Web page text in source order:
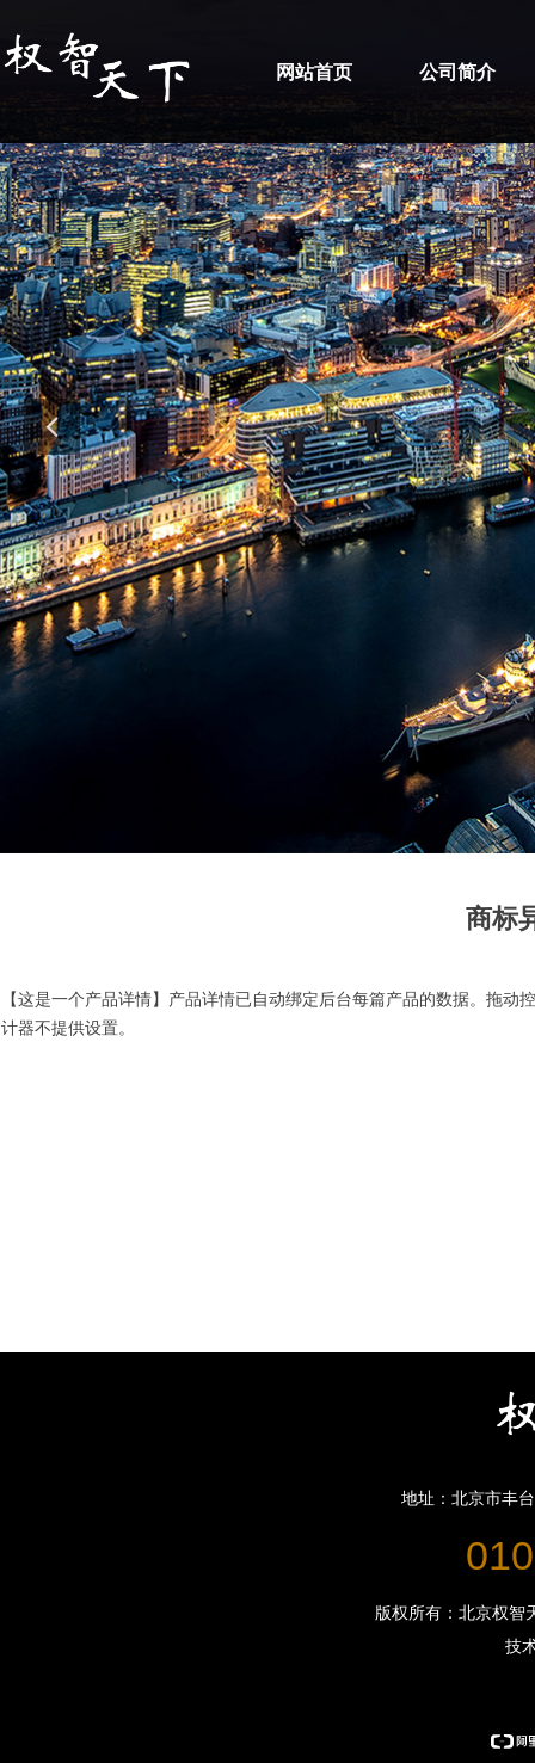
网站首页 公司简介
商标
【这是一个产品详情】产品详情已自动绑定后台每篇产品的数据。拖
计器不提供设置。
地址：北京市丰
版权所有：北京权
技